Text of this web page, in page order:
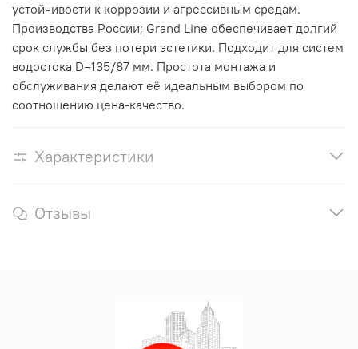
устойчивости к коррозии и агрессивным средам.
Производства России; Grand Line обеспечивает долгий
срок службы без потери эстетики. Подходит для систем
водостока D=135/87 мм. Простота монтажа и
обслуживания делают её идеальным выбором по
соотношению цена-качество.
Характеристики
Отзывы